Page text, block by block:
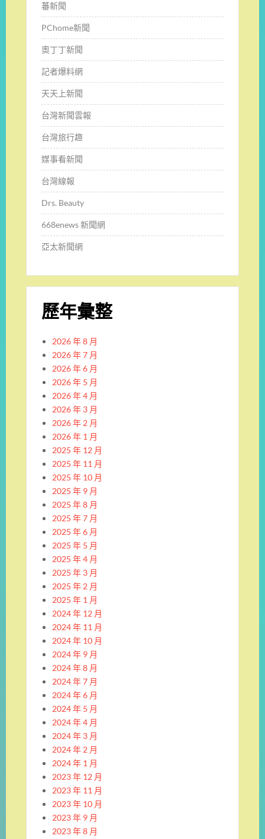
蕃新聞
PChome新聞
奧丁丁新聞
記者爆料網
天天上新聞
台灣新聞雲報
台灣旅行趣
媒事看新聞
台灣線報
Drs. Beauty
668enews 新聞網
亞太新聞網
歷年彙整
2026 年 8 月
2026 年 7 月
2026 年 6 月
2026 年 5 月
2026 年 4 月
2026 年 3 月
2026 年 2 月
2026 年 1 月
2025 年 12 月
2025 年 11 月
2025 年 10 月
2025 年 9 月
2025 年 8 月
2025 年 7 月
2025 年 6 月
2025 年 5 月
2025 年 4 月
2025 年 3 月
2025 年 2 月
2025 年 1 月
2024 年 12 月
2024 年 11 月
2024 年 10 月
2024 年 9 月
2024 年 8 月
2024 年 7 月
2024 年 6 月
2024 年 5 月
2024 年 4 月
2024 年 3 月
2024 年 2 月
2024 年 1 月
2023 年 12 月
2023 年 11 月
2023 年 10 月
2023 年 9 月
2023 年 8 月